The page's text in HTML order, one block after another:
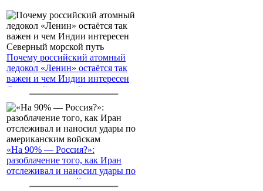
Почему российский атомный
ледокол «Ленин» остаётся так
важен и чем Индии интересен
Северный морской путь
«На 90% — Россия?»:
разоблачение того, как Иран
отслеживал и наносил удары по
американским войскам